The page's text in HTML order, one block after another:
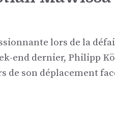
lors de la
end dernier, Philipp
de son déplacement